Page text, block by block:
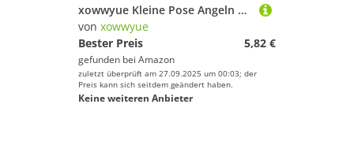
xowwyue Kleine Pose Angeln | 10 Stück Ovale Barsch Schwimmer - Gewichtete Eva-Schaumstoff Bojen Ausrüstung für Blaubarsche Crappie Sonnenbarsch Barsch Forellen
von xowwyue
Bester Preis
5,82 €
gefunden bei Amazon
zuletzt überprüft am 27.09.2025 um 00:03; der
Preis kann sich seitdem geändert haben.
Keine weiteren Anbieter